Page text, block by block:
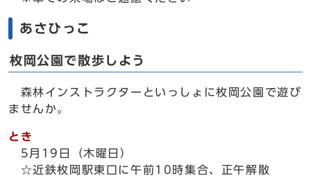
あさひっこ
枚岡公園で散歩しよう
森林インストラクターといっしょに枚岡公園で遊び
ませんか。
とき
5月19日（木曜日）
☆近鉄枚岡駅東口に午前10時集合、正午解散